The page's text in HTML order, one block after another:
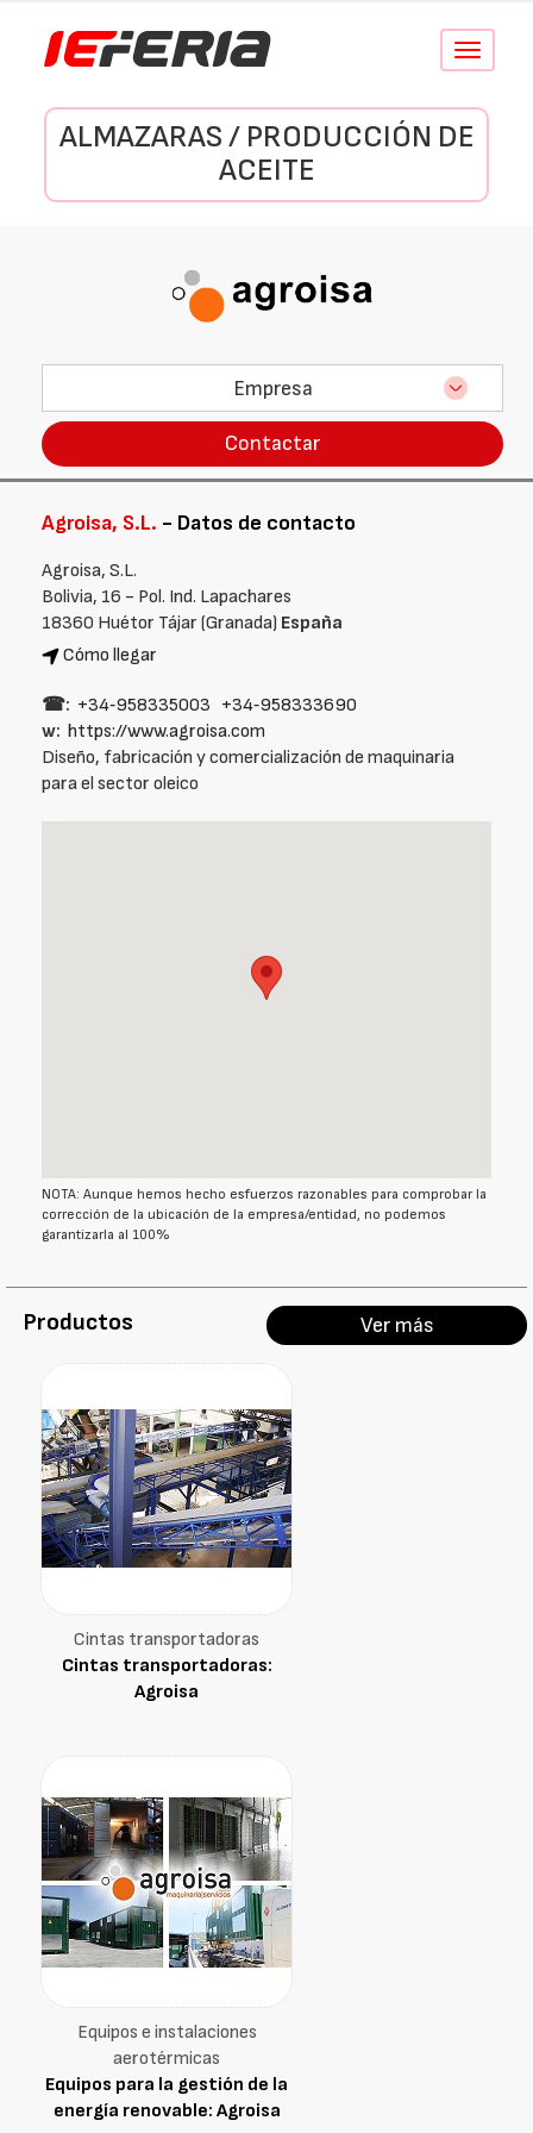
Conmutar
ALMAZARAS / PRODUCCIÓN DE
ACEITE
Empresa
Contactar
Agroisa, S.L. - Datos de contacto
Agroisa, S.L.
Bolivia, 16 - Pol. Ind. Lapachares
18360 Huétor Tájar (Granada) España
Cómo llegar
☎: +34‑958335003 +34‑958333690
w: https://www.agroisa.com
Diseño, fabricación y comercialización de maquinaria
para el sector oleico
NOTA: Aunque hemos hecho esfuerzos razonables para comprobar la
corrección de la ubicación de la empresa/entidad, no podemos
garantizarla al 100%
Productos Ver más
Cintas transportadoras
Cintas transportadoras:
Agroisa
Equipos e instalaciones
aerotérmicas
Equipos para la gestión de la
energía renovable: Agroisa